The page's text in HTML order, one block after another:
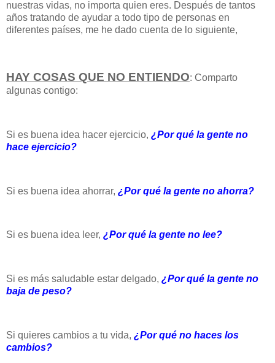
nuestras vidas, no importa quien eres. Después de tantos
años tratando de ayudar a todo tipo de personas en
diferentes países, me he dado cuenta de lo siguiente,
HAY COSAS QUE NO ENTIENDO: Comparto
algunas contigo:
Si es buena idea hacer ejercicio, ¿Por qué la gente no
hace ejercicio?
Si es buena idea ahorrar, ¿Por qué la gente no ahorra?
Si es buena idea leer, ¿Por qué la gente no lee?
Si es más saludable estar delgado, ¿Por qué la gente no
baja de peso?
Si quieres cambios a tu vida, ¿Por qué no haces los
cambios?